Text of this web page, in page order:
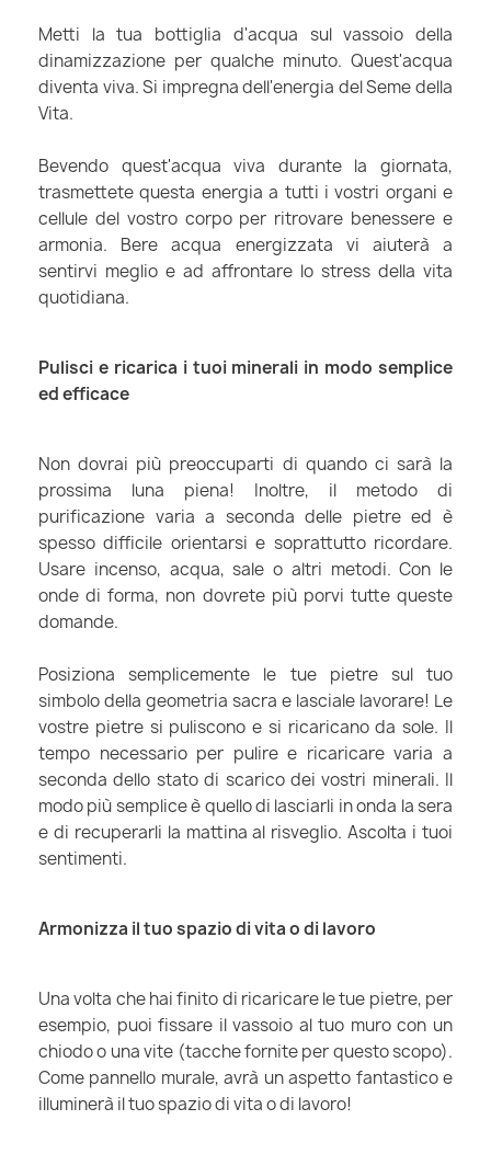
Metti la tua bottiglia d'acqua sul vassoio della
dinamizzazione per qualche minuto. Quest'acqua
diventa viva. Si impregna dell'energia del Seme della
Vita.
Bevendo quest'acqua viva durante la giornata,
trasmettete questa energia a tutti i vostri organi e
cellule del vostro corpo per ritrovare benessere e
armonia. Bere acqua energizzata vi aiuterà a
sentirvi meglio e ad affrontare lo stress della vita
quotidiana.
Pulisci e ricarica i tuoi minerali in modo semplice
ed efficace
Non dovrai più preoccuparti di quando ci sarà la
prossima luna piena! Inoltre, il metodo di
purificazione varia a seconda delle pietre ed è
spesso difficile orientarsi e soprattutto ricordare.
Usare incenso, acqua, sale o altri metodi. Con le
onde di forma, non dovrete più porvi tutte queste
domande.
Posiziona semplicemente le tue pietre sul tuo
simbolo della geometria sacra e lasciale lavorare! Le
vostre pietre si puliscono e si ricaricano da sole. Il
tempo necessario per pulire e ricaricare varia a
seconda dello stato di scarico dei vostri minerali. Il
modo più semplice è quello di lasciarli in onda la sera
e di recuperarli la mattina al risveglio. Ascolta i tuoi
sentimenti.
Armonizza il tuo spazio di vita o di lavoro
Una volta che hai finito di ricaricare le tue pietre, per
esempio, puoi fissare il vassoio al tuo muro con un
chiodo o una vite (tacche fornite per questo scopo).
Come pannello murale, avrà un aspetto fantastico e
illuminerà il tuo spazio di vita o di lavoro!